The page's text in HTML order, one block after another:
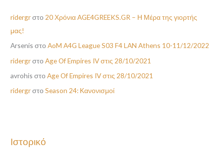
ridergrστο 20 Χρόνια AGE4GREEKS.GR – Η Μέρα της γιορτής
μας!
Arsenis στοAoM A4G League S03 F4 LAN Athens 10-11/12/2022
ridergrστοAge Of Empires IV στις 28/10/2021
avrohis στοAge Of Empires IV στις 28/10/2021
ridergrστοSeason 24: Κανονισμοί
Ιστορικό